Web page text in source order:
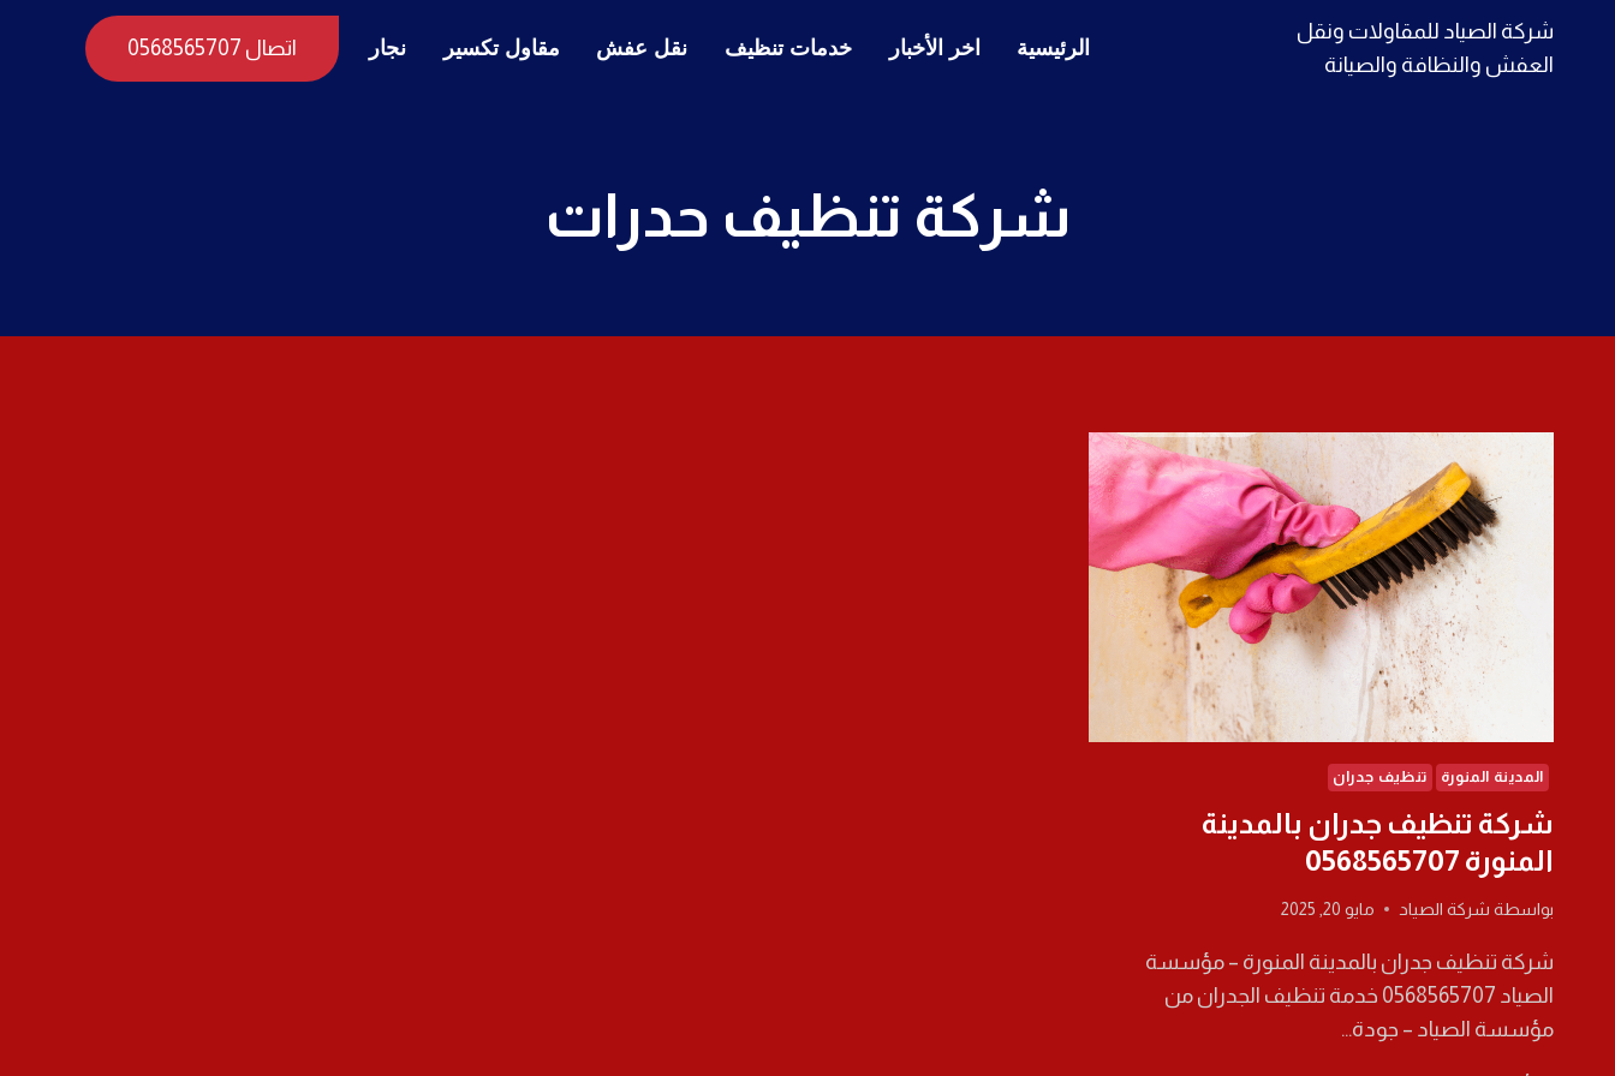
شركة الصياد للمقاولات ونقل
العفش والنظافة والصيانة
الرئيسية اخر الأخبار خدمات تنظيف نقل عفش مقاول تكسير نجار اتصال 0568565707
شركة تنظيف حدرات
المدينة المنورة تنظيف جدران
شركة تنظيف جدران بالمدينة
المنورة 0568565707
بواسطة شركة الصياد مايو 20, 2025
شركة تنظيف جدران بالمدينة المنورة – مؤسسة
الصياد 0568565707 خدمة تنظيف الجدران من
مؤسسة الصياد – جودة…